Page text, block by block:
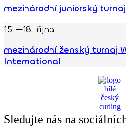
mezinárodní juniorský turnaj
15.—18. října
mezinárodní ženský turnaj
International
Sledujte nás na